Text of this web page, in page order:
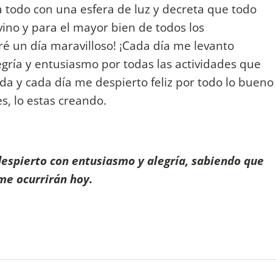
todo con una esfera de luz y decreta que todo
y para el mayor bien de todos los
un día maravilloso! ¡Cada día me levanto
y entusiasmo por todas las actividades que
y cada día me despierto feliz por todo lo bueno
lo estas creando.
con entusiasmo y alegría, sabiendo que
ocurrirán hoy.